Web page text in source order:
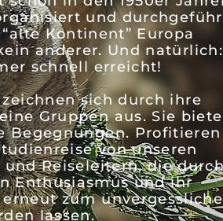
und
Kontinent” Europa
anderer. Und natürlich:
schnell erreicht!
sich durch ihre
Gruppen aus. Sie
Begegnungen. Profitieren
von unseren
Reiseleitern, die durch
Enthusiasmus und ihr
zum
lassen.